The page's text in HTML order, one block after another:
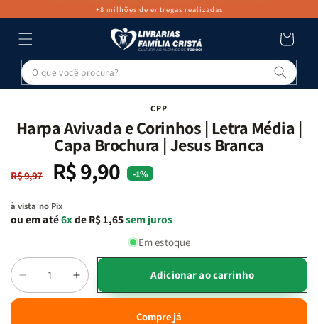
+8 milhões de entregas realizadas
Carrinho
PULAR PARA
CPP
Harpa Avivada e Corinhos | Letra Média |
Capa Brochura | Jesus Branca
Preço
normal
R$ 9,97
Preço
promocional
R$ 9,90 -1%
à vista no Pix
ou em até6xde R$ 1,65sem juros
Em estoque
Quantidade
Diminuir
a
Aumentar
a
quantidade
Adicionar ao carrinho
Compre já